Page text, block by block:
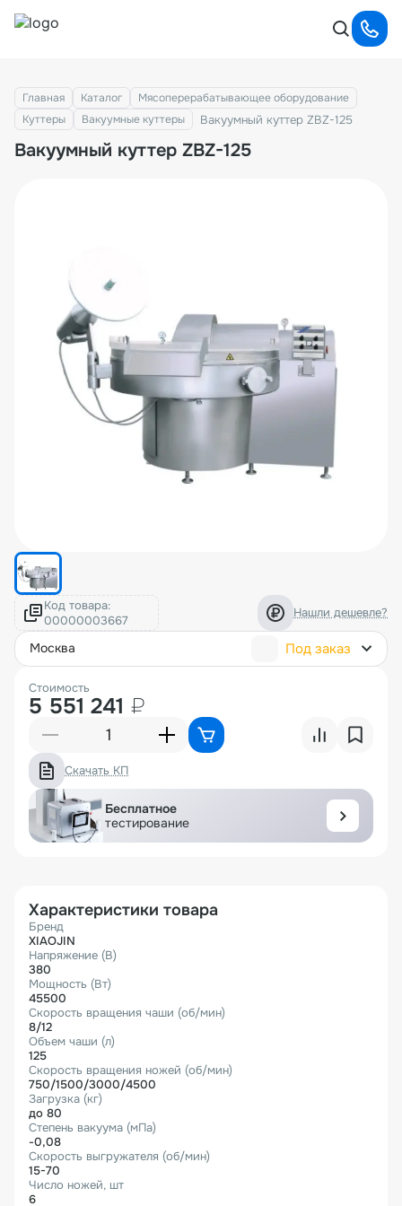
Главная Каталог
Мясоперерабатывающее оборудование
Куттеры
Вакуумные куттеры Вакуумный куттер ZBZ-125
Вакуумный куттер ZBZ-125
Код товара: Нашли дешевле?
москва Под заказ
Стоимость
5 551 241 ₽
Скачать КП
Бесплатное
тестирование
Характеристики товара
Бренд
XIAOJIN
Напряжение (В)
380
Мощность (Вт)
45500
Скорость вращения чаши (об/мин)
8/12
Объем чаши (л)
125
Скорость вращения ножей (об/мин)
750/1500/3000/4500
Загрузка (кг)
до 80
Степень вакуума (мПа)
-0,08
Скорость выгружателя (об/мин)
15-70
Число ножей, шт
6